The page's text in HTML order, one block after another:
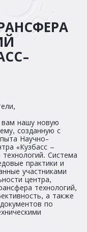
нашу новую
созданную с
Научно-
«Кузбасс –
Система
практики и
участниками
центра,
технологий,
а также
по